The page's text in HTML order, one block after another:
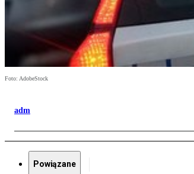
Foto: AdobeStock
adm
Powiązane